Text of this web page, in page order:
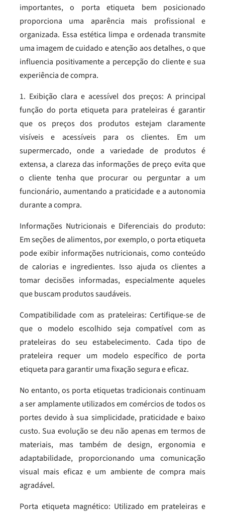
importantes, o porta etiqueta bem posicionado
proporciona uma aparência mais profissional e
organizada. Essa estética limpa e ordenada transmite
uma imagem de cuidado e atenção aos detalhes, o que
influencia positivamente a percepção do cliente e sua
experiência de compra.
1. Exibição clara e acessível dos preços: A principal
função do porta etiqueta para prateleiras é garantir
que os preços dos produtos estejam claramente
visíveis e acessíveis para os clientes. Em um
supermercado, onde a variedade de produtos é
extensa, a clareza das informações de preço evita que
o cliente tenha que procurar ou perguntar a um
funcionário, aumentando a praticidade e a autonomia
durante a compra.
Informações Nutricionais e Diferenciais do produto:
Em seções de alimentos, por exemplo, o porta etiqueta
pode exibir informações nutricionais, como conteúdo
de calorias e ingredientes. Isso ajuda os clientes a
tomar decisões informadas, especialmente aqueles
que buscam produtos saudáveis.
Compatibilidade com as prateleiras: Certifique-se de
que o modelo escolhido seja compatível com as
prateleiras do seu estabelecimento. Cada tipo de
prateleira requer um modelo específico de porta
etiqueta para garantir uma fixação segura e eficaz.
No entanto, os porta etiquetas tradicionais continuam
a ser amplamente utilizados em comércios de todos os
portes devido à sua simplicidade, praticidade e baixo
custo. Sua evolução se deu não apenas em termos de
materiais, mas também de design, ergonomia e
adaptabilidade, proporcionando uma comunicação
visual mais eficaz e um ambiente de compra mais
agradável.
Porta etiqueta magnético: Utilizado em prateleiras e